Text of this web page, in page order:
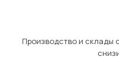
Производство и склады